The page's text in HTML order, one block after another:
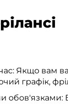
Якщо вам
графік,